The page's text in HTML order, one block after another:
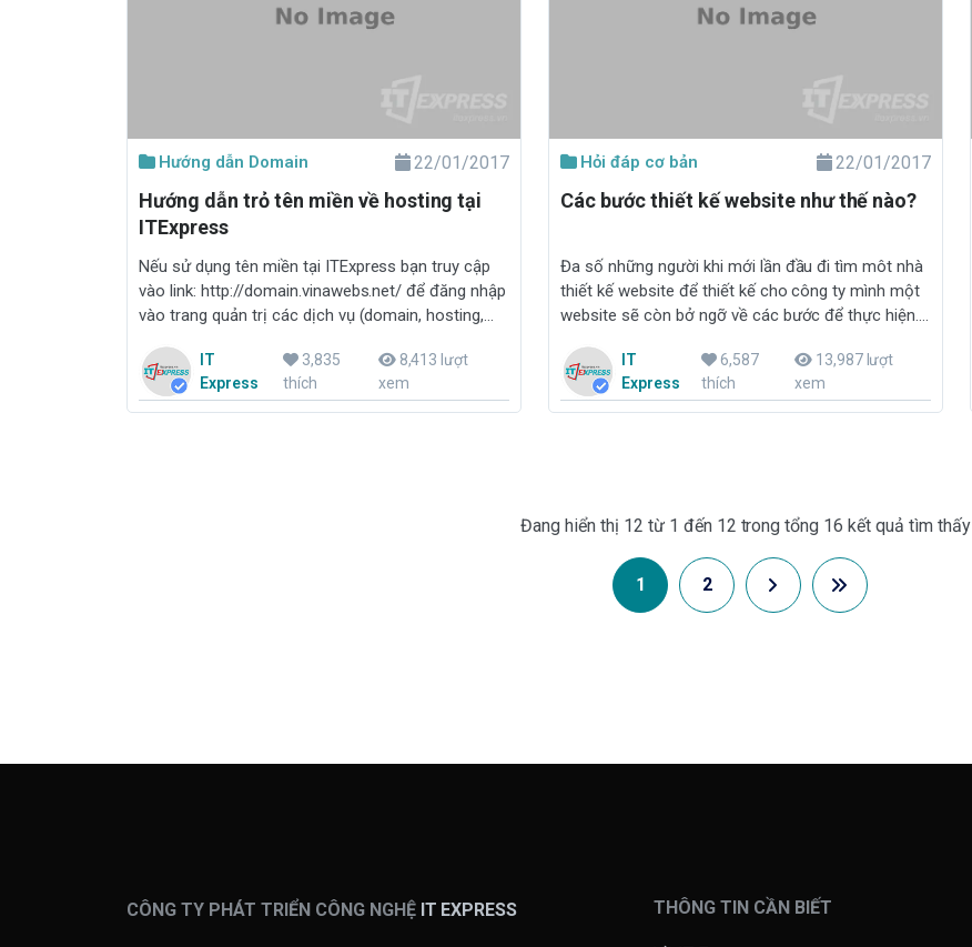
Hướng dẫn Domain 22/01/2017
Hướng dẫn trỏ tên miền về hosting tại
ITExpress
Nếu sử dụng tên miền tại ITExpress bạn truy cập
vào link: http://domain.vinawebs.net/ để đăng nhập
vào trang quản trị các dịch vụ (domain, hosting,
IT
Express
3,835
thích
8,413 lượt
xem
Hỏi đáp cơ bản 22/01/2017
Các bước thiết kế website như thế nào?
Đa số những người khi mới lần đầu đi tìm môt nhà
thiết kế website để thiết kế cho công ty mình một
website sẽ còn bở ngỡ về các bước để thực hiện.
hy vọng giúp bạn hiểu rõ các bước cần làm khi
thiết kế một website
IT
Express
6,587
thích
13,987 lượt
xem
Đang hiển thị 12 từ 1 đến 12 trong tổng 16 kết quả tìm thấy
1 2
CÔNG TY PHÁT TRIỂN CÔNG NGHỆ IT EXPRESS THÔNG TIN CẦN BIẾT